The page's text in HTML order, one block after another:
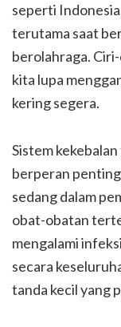
seperti
terutama saat
berolahraga.
kita lupa
kering segera.
Sistem
berperan
sedang dalam
obat-obatan
mengalami
secara
tanda kecil yang